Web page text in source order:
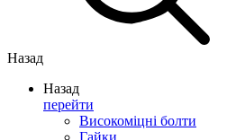
Назад
Назад
перейти
Високоміцні болти
Гайки